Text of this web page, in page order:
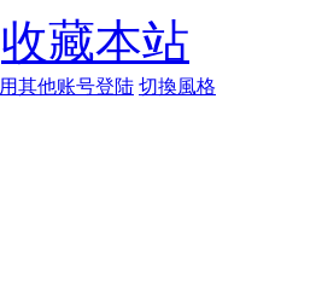
收藏本站
用其他账号登陆 切換風格